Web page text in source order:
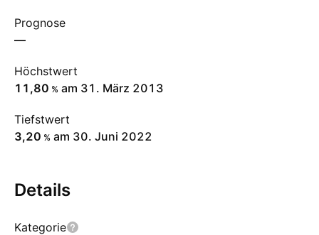
Prognose
—
Höchstwert
11,80 % am 31. März 2013
Tiefstwert
3,20 % am 30. Juni 2022
Details
Kategorie